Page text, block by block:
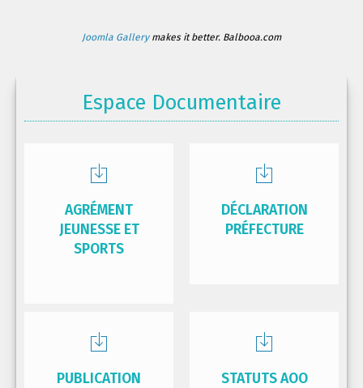
Joomla Gallerymakes it better. Balbooa.com
Espace Documentaire
AGRÉMENT
JEUNESSE ET
SPORTS
DÉCLARATION
PRÉFECTURE
PUBLICATION
STATUTS AOO